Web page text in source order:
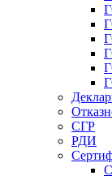
СГР
РДИ